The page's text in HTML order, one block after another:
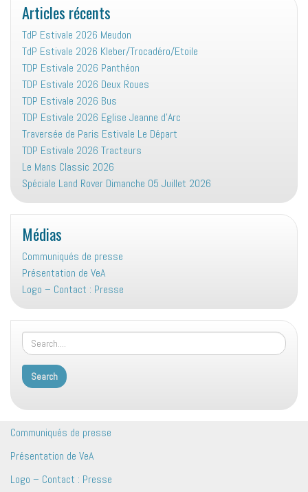
Articles récents
TdP Estivale 2026 Meudon
TdP Estivale 2026 Kleber/Trocadéro/Etoile
TDP Estivale 2026 Panthéon
TDP Estivale 2026 Deux Roues
TDP Estivale 2026 Bus
TDP Estivale 2026 Eglise Jeanne d’Arc
Traversée de Paris Estivale Le Départ
TDP Estivale 2026 Tracteurs
Le Mans Classic 2026
Spéciale Land Rover Dimanche 05 Juillet 2026
Médias
Communiqués de presse
Présentation de VeA
Logo – Contact : Presse
Communiqués de presse
Présentation de VeA
Logo – Contact : Presse